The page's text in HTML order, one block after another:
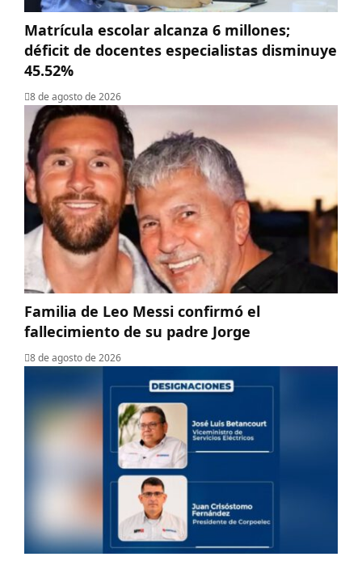
Matrícula escolar alcanza 6 millones;
déficit de docentes especialistas disminuye
45.52%
8 de agosto de 2026
Familia de Leo Messi confirmó el
fallecimiento de su padre Jorge
8 de agosto de 2026